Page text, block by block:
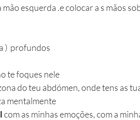
esquerda .e colocar a s mãos
)  profundos
te foques nele
do teu abdómen, onde tens as
mentalmente
com as minhas emoções, com a